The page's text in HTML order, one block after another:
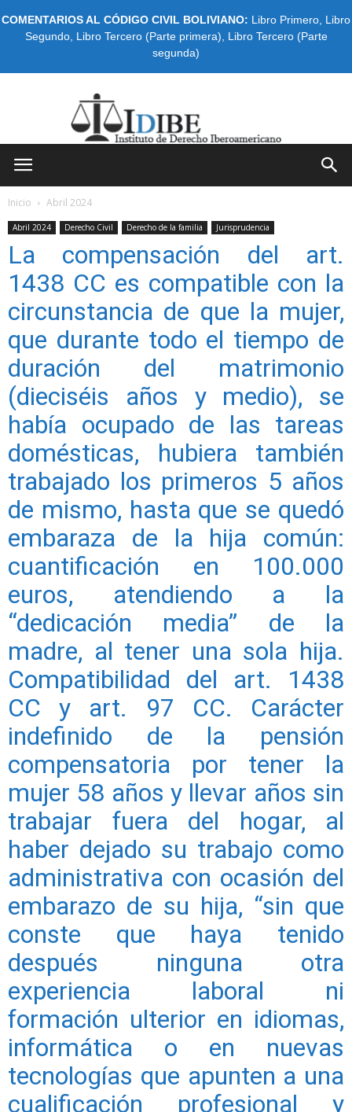
COMENTARIOS AL CÓDIGO CIVIL BOLIVIANO: Libro Primero Libro
Segundo, Libro Tercero (Parte primera)
Libro Tercero (Parte
segunda)
Inicio Abril 2024
Abril 2024 Derecho Civil Derecho de la familia Jurisprudencia
La compensación del art.
1438 CC es compatible con la
circunstancia de que la mujer,
que durante todo el tiempo de
duración del matrimonio
(dieciséis años y medio), se
había ocupado de las tareas
domésticas, hubiera también
trabajado los primeros 5 años
de mismo, hasta que se quedó
embaraza de la hija común:
cuantificación en 100.000
euros, atendiendo a la
“dedicación media” de la
madre, al tener una sola hija.
Compatibilidad del art. 1438
CC y art. 97 CC. Carácter
indefinido de la pensión
compensatoria por tener la
mujer 58 años y llevar años sin
trabajar fuera del hogar, al
haber dejado su trabajo como
administrativa con ocasión del
embarazo de su hija, “sin que
conste que haya tenido
después ninguna otra
experiencia laboral ni
formación ulterior en idiomas,
informática o en nuevas
tecnologías que apunten a una
cualificación profesional y